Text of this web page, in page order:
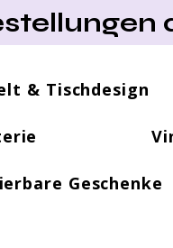
& Tischdesign
Geschenke